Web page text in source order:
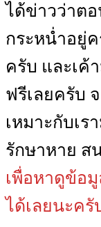
ได้ข่าวว่าต
กระหน่ำอยู่
ครับ และเค้
ฟรีเลยครับ
เหมาะกับเร
รักษาหาย ส
เพื่อหาดูข้อ
ได้เลยนะครั